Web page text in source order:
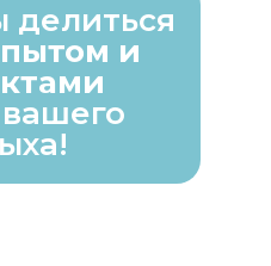
делиться
и